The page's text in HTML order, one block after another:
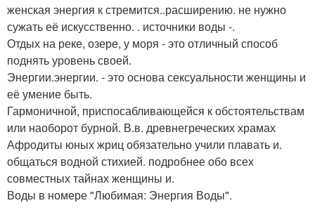
женская энергия к стремится..расширению. не нужно
сужать её искусственно. . источники воды -.
Отдых на реке, озере, у моря - это отличный способ
поднять уровень своей.
Энергии.энергии. - это основа сексуальности женщины и
её умение быть.
Гармоничной, приспосабливающейся к обстоятельствам
или наоборот бурной. В.в. древнегреческих храмах
Афродиты юных жриц обязательно учили плавать и.
общаться водной стихией. подробнее обо всех
совместных тайнах женщины и.
Воды в номере "Любимая: Энергия Воды".